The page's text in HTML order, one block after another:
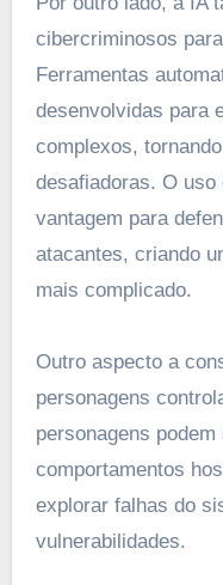
cibercriminosos
Ferramentas
desenvolvidas para
complexos,
desafiadoras. O uso
vantagem para
atacantes, criando
mais complicado.
Outro aspecto a
personagens
personagens
comportamentos
explorar falhas do
vulnerabilidades.